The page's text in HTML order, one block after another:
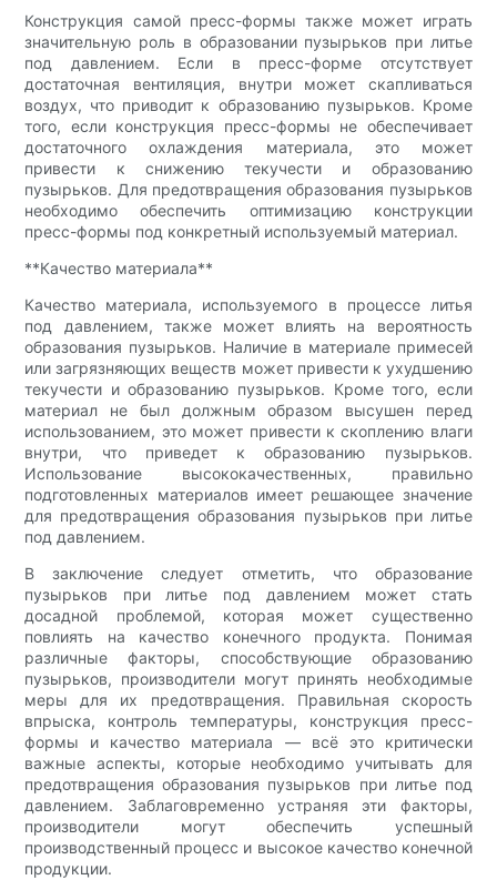
Конструкция самой пресс-формы также может играть
значительную роль в образовании пузырьков при литье
под давлением. Если в пресс-форме отсутствует
достаточная вентиляция, внутри может скапливаться
воздух, что приводит к образованию пузырьков. Кроме
того, если конструкция пресс-формы не обеспечивает
достаточного охлаждения материала, это может
привести к снижению текучести и образованию
пузырьков. Для предотвращения образования пузырьков
необходимо обеспечить оптимизацию конструкции
пресс-формы под конкретный используемый материал.
**Качество материала**
Качество материала, используемого в процессе литья
под давлением, также может влиять на вероятность
образования пузырьков. Наличие в материале примесей
или загрязняющих веществ может привести к ухудшению
текучести и образованию пузырьков. Кроме того, если
материал не был должным образом высушен перед
использованием, это может привести к скоплению влаги
внутри, что приведет к образованию пузырьков.
Использование высококачественных, правильно
подготовленных материалов имеет решающее значение
для предотвращения образования пузырьков при литье
под давлением.
В заключение следует отметить, что образование
пузырьков при литье под давлением может стать
досадной проблемой, которая может существенно
повлиять на качество конечного продукта. Понимая
различные факторы, способствующие образованию
пузырьков, производители могут принять необходимые
меры для их предотвращения. Правильная скорость
впрыска, контроль температуры, конструкция пресс-
формы и качество материала — всё это критически
важные аспекты, которые необходимо учитывать для
предотвращения образования пузырьков при литье под
давлением. Заблаговременно устраняя эти факторы,
производители могут обеспечить успешный
производственный процесс и высокое качество конечной
продукции.